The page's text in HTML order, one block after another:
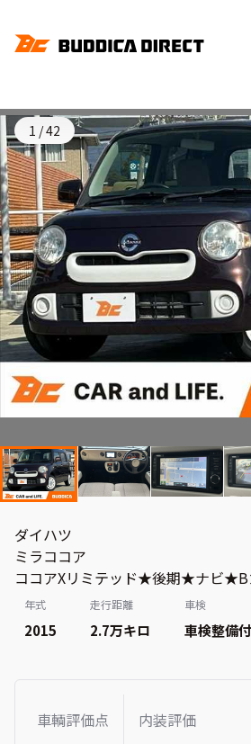
1 /42
ダイハツ
ミラココア
ココアXリミテッド★後期★ナビ
年式
2015
走行距離
2.7万キロ
車検
車検整備付
車輌評価点 内装評価